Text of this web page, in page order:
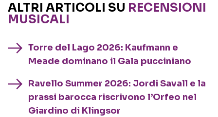
ALTRI ARTICOLI SU RECENSIONI
MUSICALI
Torre del Lago 2026: Kaufmann e
Meade dominano il Gala pucciniano
Ravello Summer 2026: Jordi Savall e la
prassi barocca riscrivono l’Orfeo nel
Giardino di Klingsor